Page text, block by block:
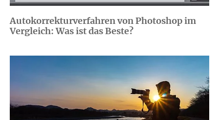
Autokorrekturverfahren von Photoshop im
Vergleich: Was ist das Beste?